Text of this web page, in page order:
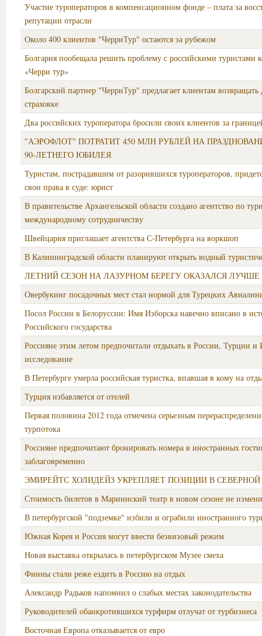
Участие туроператоров в компенсационном фонде – плата за
репутации отрасли
Около 400 клиентов "ЧерриТур" остаются за рубежом
Болгария пообещала решить проблему с российскими туристами
«Черри тур»
Болгарский партнер "ЧерриТур" предлагает клиентам возвращать
страховке
Два российских туроператора бросили своих клиентов за
"АЭРОФЛОТ" ПОТРАТИТ 450 МЛН РУБЛЕЙ НА
90-ЛЕТНЕГО ЮБИЛЕЯ
Туристам, пострадавшим от разорившихся туроператоров,
свои права в суде: юрист
В правительстве Архангельской области создано агентство по
международному сотрудничеству
Швейцария приглашает агентства С-Петербурга на воркшоп
В Калининградской области планируют открыть водный
ЛЕТНИЙ СЕЗОН НА ЛАЗУРНОМ БЕРЕГУ ОКАЗАЛСЯ ЛУЧШЕ
Овербукинг посадочных мест стал нормой для Турецких
Посол России в Белоруссии: Имя Изборска навечно вписано в
Российского государства
Россияне этим летом предпочитали отдыхать в России, Турции
исследование
В Петербурге умерла российская туристка, впавшая в кому на
Турция избавляется от отелей
Первая половина 2012 года отмечена серьезным
турпотока
Россияне предпочитают бронировать номера в иностранных
заблаговременно
ЭМИРЕЙТС ХОЛИДЕЙЗ УКРЕПЛЯЕТ ПОЗИЦИИ В
Стоимость билетов в Мариинский театр в новом сезоне не
В петербургской "подземке" избили и ограбили иностранного
Южная Корея и Россия могут ввести безвизовый режим
Новая выставка открылась в петербургском Музее смеха
Финны стали реже ездить в Россию на отдых
Александр Радьков напомнил о слабых местах законодательства
Руководителей обанкротившихся турфирм отлучат от турбизнеса
Восточная Европа отказывается от евро